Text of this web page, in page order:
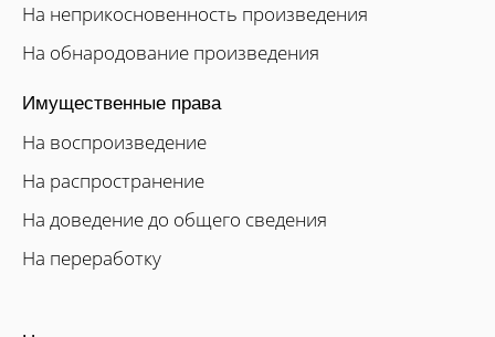
На неприкосновенность произведения
На обнародование произведения
Имущественные права
На воспроизведение
На распространение
На доведение до общего сведения
На переработку